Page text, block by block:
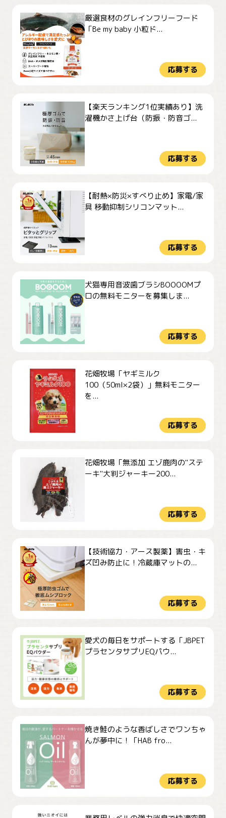
厳選食材のグレインフリーフード
「Be my baby 小粒ド...
応募する
【楽天ランキング1位実績あり】洗
濯機かさ上げ台（防振・防音ゴ...
応募する
【耐熱×防災×すべり止め】家電/家
具 移動抑制シリコンマット...
応募する
犬猫専用音波歯ブラシBOOOOMプ
ロの無料モニターを募集しま...
応募する
花畑牧場「ヤギミルク
100（50ml×2袋）」無料モニター
を...
応募する
花畑牧場「無添加 エゾ鹿肉の"ステ
ーキ"大判ジャーキー200...
応募する
【技術協力・アース製薬】害虫・キ
ズ凹み防止に！冷蔵庫マットの...
応募する
愛犬の毎日をサポートする「JBPET
プラセンタサプリEQパウ...
応募する
焼き鮭のような香ばしさでワンちゃ
んが夢中に！「HAB fro...
応募する